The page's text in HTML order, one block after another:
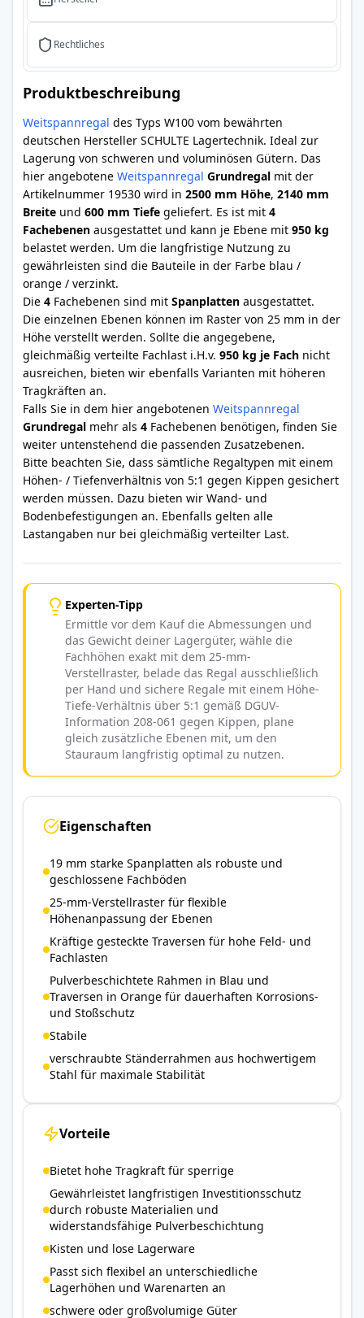
Rechtliches
Produktbeschreibung
Weitspannregal des Typs W100 vom bewährten
deutschen Hersteller SCHULTE Lagertechnik. Ideal zur
Lagerung von schweren und voluminösen Gütern. Das
hier angebotene Weitspannregal Grundregal mit der
Artikelnummer 19530 wird in 2500 mm Höhe, 2140 mm
Breite und 600 mm Tiefe geliefert. Es ist mit 4
Fachebenen ausgestattet und kann je Ebene mit 950 kg
belastet werden. Um die langfristige Nutzung zu
gewährleisten sind die Bauteile in der Farbe blau /
orange / verzinkt.
Die 4 Fachebenen sind mit Spanplatten ausgestattet.
Die einzelnen Ebenen können im Raster von 25 mm in der
Höhe verstellt werden. Sollte die angegebene,
gleichmäßig verteilte Fachlast i.H.v. 950 kg je Fach nicht
ausreichen, bieten wir ebenfalls Varianten mit höheren
Tragkräften an.
Falls Sie in dem hier angebotenen Weitspannregal
Grundregal mehr als 4 Fachebenen benötigen, finden Sie
weiter untenstehend die passenden Zusatzebenen.
Bitte beachten Sie, dass sämtliche Regaltypen mit einem
Höhen- / Tiefenverhältnis von 5:1 gegen Kippen gesichert
werden müssen. Dazu bieten wir Wand- und
Bodenbefestigungen an. Ebenfalls gelten alle
Lastangaben nur bei gleichmäßig verteilter Last.
Experten-Tipp
Ermittle vor dem Kauf die Abmessungen und
das Gewicht deiner Lagergüter, wähle die
Fachhöhen exakt mit dem 25-mm-
Verstellraster, belade das Regal ausschließlich
per Hand und sichere Regale mit einem Höhe-
Tiefe-Verhältnis über 5:1 gemäß DGUV-
Information 208-061 gegen Kippen, plane
gleich zusätzliche Ebenen mit, um den
Stauraum langfristig optimal zu nutzen.
Eigenschaften
19 mm starke Spanplatten als robuste und
geschlossene Fachböden
25-mm-Verstellraster für flexible
Höhenanpassung der Ebenen
Kräftige gesteckte Traversen für hohe Feld- und
Fachlasten
Pulverbeschichtete Rahmen in Blau und
Traversen in Orange für dauerhaften Korrosions-
und Stoßschutz
Stabile
verschraubte Ständerrahmen aus hochwertigem
Stahl für maximale Stabilität
Vorteile
Bietet hohe Tragkraft für sperrige
Gewährleistet langfristigen Investitionsschutz
durch robuste Materialien und
widerstandsfähige Pulverbeschichtung
Kisten und lose Lagerware
Passt sich flexibel an unterschiedliche
Lagerhöhen und Warenarten an
schwere oder großvolumige Güter